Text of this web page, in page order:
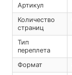
Артикул
Количество
страниц
Тип
переплета
Формат